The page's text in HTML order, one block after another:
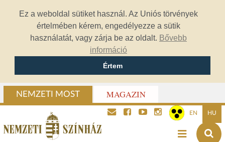
Ez a weboldal sütiket használ. Az Uniós törvények
értelmében kérem, engedélyezze a sütik
használatát, vagy zárja be az oldalt. Bővebb
információ
Értem
NEMZETI MOST MAGAZIN
EN HU